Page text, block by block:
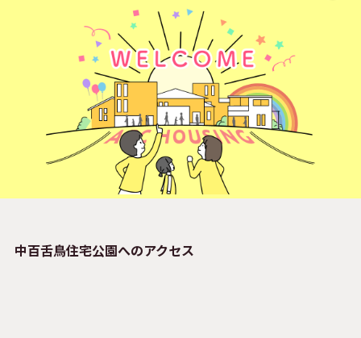
中百舌鳥住宅公園へのアクセス